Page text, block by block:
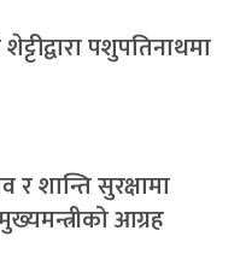
पशुपतिनाथमा
शान्ति सुरक्षामा
आग्रह